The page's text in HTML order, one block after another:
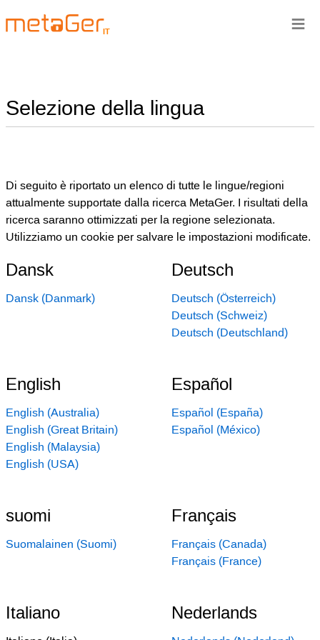
IT
Selezione della lingua
Di seguito è riportato un elenco di tutte le lingue/regioni
attualmente supportate dalla ricerca MetaGer. I risultati della
ricerca saranno ottimizzati per la regione selezionata.
Utilizziamo un cookie per salvare le impostazioni modificate.
Dansk
Dansk (Danmark)
Deutsch
Deutsch (Österreich)
Deutsch (Schweiz)
Deutsch (Deutschland)
English
English (Australia)
English (Great Britain)
English (Malaysia)
English (USA)
Español
Español (España)
Español (México)
suomi
Suomalainen (Suomi)
Français
Français (Canada)
Français (France)
Italiano Nederlands
≡